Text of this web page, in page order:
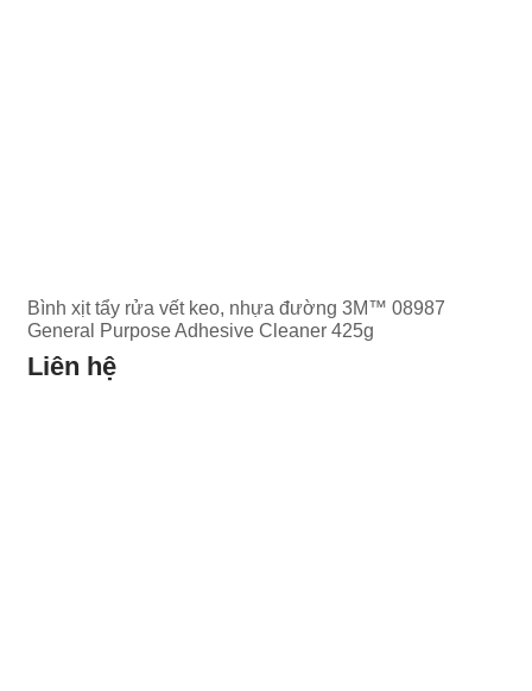
Bình xịt tẩy rửa vết keo, nhựa đường 3M™ 08987
General Purpose Adhesive Cleaner 425g
Liên hệ